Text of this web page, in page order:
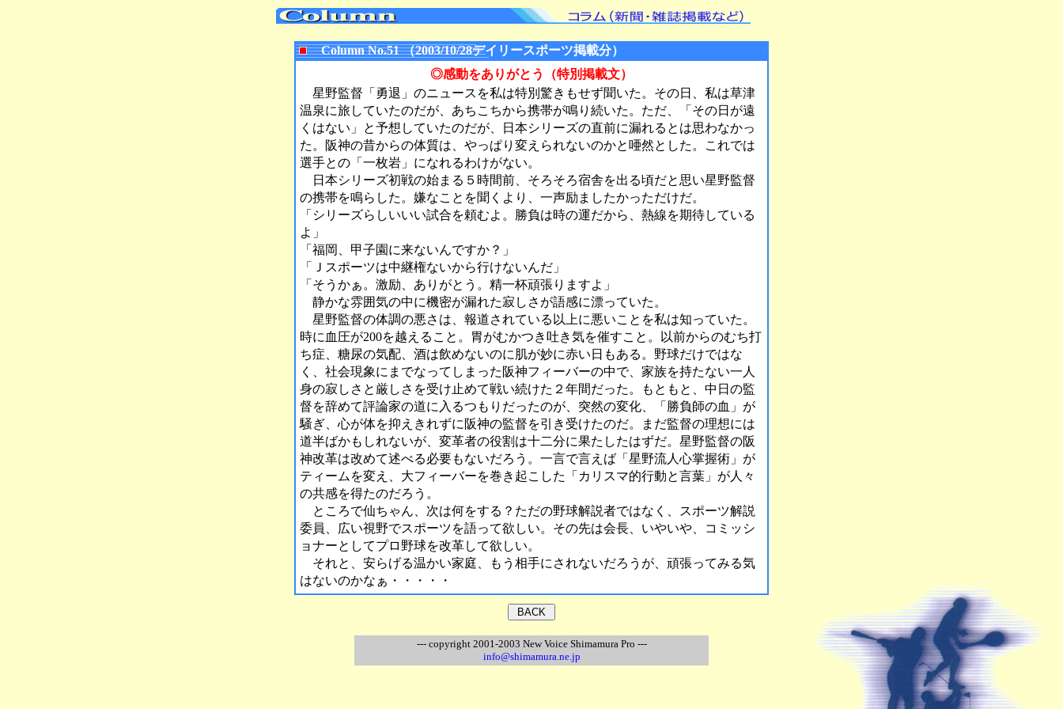
Column No.51 （2003/10/28デイリースポーツ掲載分）
◎感動をありがとう（特別掲載文）
星野監督「勇退」のニュースを私は特別驚きもせず聞いた。その日、私は草津
温泉に旅していたのだが、あちこちから携帯が鳴り続いた。ただ、「その日が遠
くはない」と予想していたのだが、日本シリーズの直前に漏れるとは思わなかっ
た。阪神の昔からの体質は、やっぱり変えられないのかと唖然とした。これでは
選手との「一枚岩」になれるわけがない。
日本シリーズ初戦の始まる５時間前、そろそろ宿舎を出る頃だと思い星野監督
の携帯を鳴らした。嫌なことを聞くより、一声励ましたかっただけだ。
「シリーズらしいいい試合を頼むよ。勝負は時の運だから、熱線を期待している
よ」
「福岡、甲子園に来ないんですか？」
「Ｊスポーツは中継権ないから行けないんだ」
「そうかぁ。激励、ありがとう。精一杯頑張りますよ」
静かな雰囲気の中に機密が漏れた寂しさが語感に漂っていた。
星野監督の体調の悪さは、報道されている以上に悪いことを私は知っていた。
時に血圧が200を越えること。胃がむかつき吐き気を催すこと。以前からのむち打
ち症、糖尿の気配、酒は飲めないのに肌が妙に赤い日もある。野球だけではな
く、社会現象にまでなってしまった阪神フィーバーの中で、家族を持たない一人
身の寂しさと厳しさを受け止めて戦い続けた２年間だった。もともと、中日の監
督を辞めて評論家の道に入るつもりだったのが、突然の変化、「勝負師の血」が
騒ぎ、心が体を抑えきれずに阪神の監督を引き受けたのだ。まだ監督の理想には
道半ばかもしれないが、変革者の役割は十二分に果たしたはずだ。星野監督の阪
神改革は改めて述べる必要もないだろう。一言で言えば「星野流人心掌握術」が
ティームを変え、大フィーバーを巻き起こした「カリスマ的行動と言葉」が人々
の共感を得たのだろう。
ところで仙ちゃん、次は何をする？ただの野球解説者ではなく、スポーツ解説
委員、広い視野でスポーツを語って欲しい。その先は会長、いやいや、コミッシ
ョナーとしてプロ野球を改革して欲しい。
それと、安らげる温かい家庭、もう相手にされないだろうが、頑張ってみる気
はないのかなぁ・・・・・
--- copyright 2001-2003 New Voice Shimamura Pro ---
info@shimamura.ne.jp